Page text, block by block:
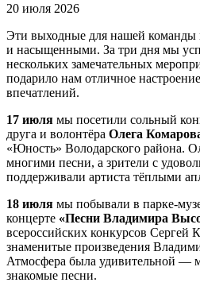
20 июля 2026
Эти выходные для нашей команды
и насыщенными. За три дня мы
нескольких замечательных
подарило нам отличное
впечатлений.
17 июля мы посетили сольный
друга и волонтёра Олега
«Юность» Володарского района.
многими песни, а зрители с
поддерживали артиста тёплыми
18 июля мы побывали в парке-
концерте «Песни Владимира
всероссийских конкурсов Сергей
знаменитые произведения
Атмосфера была удивительной —
знакомые песни.